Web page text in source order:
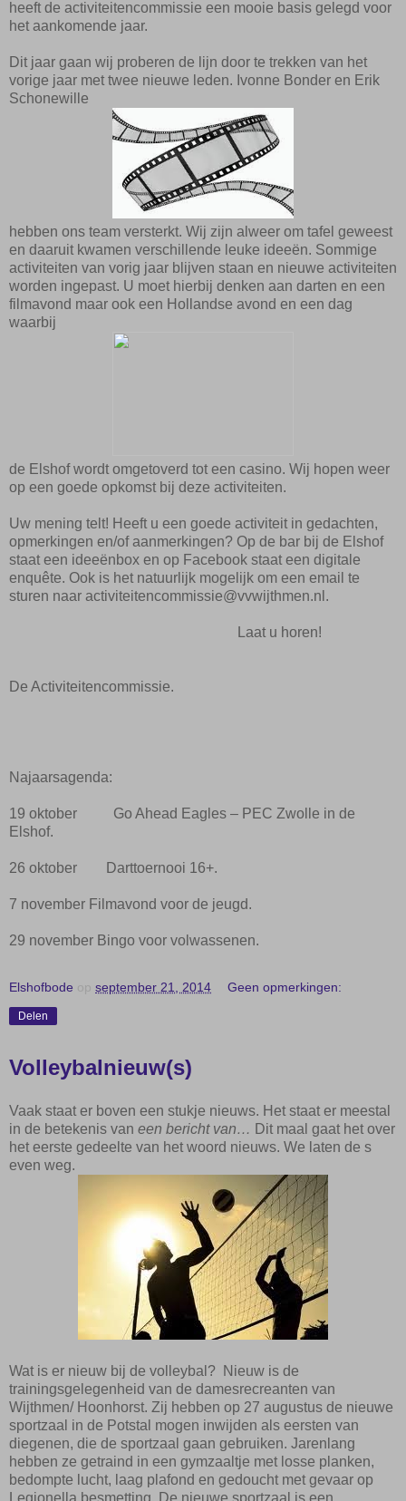
heeft de activiteitencommissie een mooie basis gelegd voor
het aankomende jaar.
Dit jaar gaan wij proberen de lijn door te trekken van het
vorige jaar met twee nieuwe leden. Ivonne Bonder en Erik
Schonewille
hebben ons team versterkt. Wij zijn alweer om tafel geweest
en daaruit kwamen verschillende leuke ideeën. Sommige
activiteiten van vorig jaar blijven staan en nieuwe activiteiten
worden ingepast. U moet hierbij denken aan darten en een
filmavond maar ook een Hollandse avond en een dag
waarbij
de Elshof wordt omgetoverd tot een casino. Wij hopen weer
op een goede opkomst bij deze activiteiten.
Uw mening telt! Heeft u een goede activiteit in gedachten,
opmerkingen en/of aanmerkingen? Op de bar bij de Elshof
staat een ideeënbox en op Facebook staat een digitale
enquête. Ook is het natuurlijk mogelijk om een email te
sturen naar activiteitencommissie@vvwijthmen.nl.
Laat u horen!
De Activiteitencommissie.
Najaarsagenda:
19 oktober
Go Ahead Eagles – PEC Zwolle in de
Elshof.
26 oktober Darttoernooi 16+.
7 november Filmavond voor de jeugd.
29 november Bingo voor volwassenen.
Elshofbode op september 21, 2014 Geen opmerkingen:
Delen
Volleybalnieuw(s)
Vaak staat er boven een stukje nieuws. Het staat er meestal
in de betekenis van een bericht van… Dit maal gaat het over
het eerste gedeelte van het woord nieuws. We laten de s
even weg.
Wat is er nieuw bij de volleybal? Nieuw is de
trainingsgelegenheid van de damesrecreanten van
Wijthmen/ Hoonhorst. Zij hebben op 27 augustus de nieuwe
sportzaal in de Potstal mogen inwijden als eersten van
diegenen, die de sportzaal gaan gebruiken. Jarenlang
hebben ze getraind in een gymzaaltje met losse planken,
bedompte lucht, laag plafond en gedoucht met gevaar op
Legionella besmetting. De nieuwe sportzaal is een